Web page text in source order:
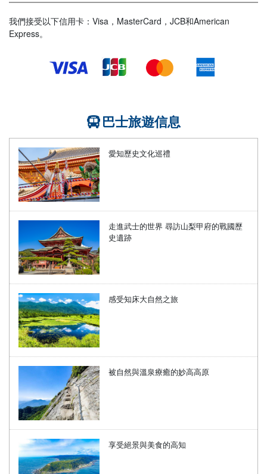
我們接受以下信用卡：Visa，MasterCard，JCB和American
Express。
巴士旅遊信息
愛知歷史文化巡禮
走進武士的世界 尋訪山梨甲府的戰國歷
史遺跡
感受知床大自然之旅
被自然與溫泉療癒的妙高高原
享受絕景與美食的高知